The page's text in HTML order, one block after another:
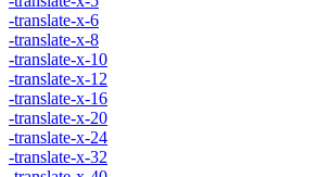
-translate-x-6
-translate-x-8
-translate-x-10
-translate-x-12
-translate-x-16
-translate-x-20
-translate-x-24
-translate-x-32